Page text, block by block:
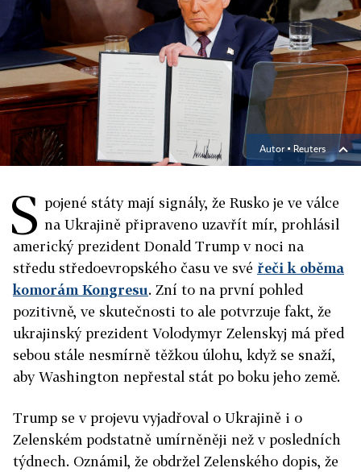
Autor ▪ Reuters
S pojené státy mají signály, že Rusko je ve válce
na Ukrajině připraveno uzavřít mír, prohlásil
americký prezident Donald Trump v noci na
středu středoevropského času ve své řeči k oběma
komorám Kongresu. Zní to na první pohled
pozitivně, ve skutečnosti to ale potvrzuje fakt, že
ukrajinský prezident Volodymyr Zelenskyj má před
sebou stále nesmírně těžkou úlohu, když se snaží,
aby Washington nepřestal stát po boku jeho země.
Trump se v projevu vyjadřoval o Ukrajině i o
Zelenském podstatně umírněněji než v posledních
týdnech. Oznámil, že obdržel Zelenského dopis, že